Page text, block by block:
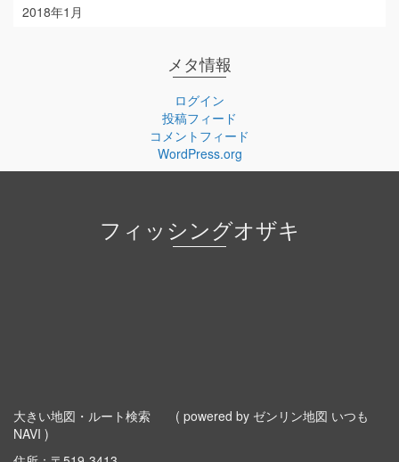
2018年1月
メタ情報
ログイン
投稿フィード
コメントフィード
WordPress.org
フィッシングオザキ
大きい地図・ルート検索
( powered by ゼンリン地図 いつも
NAVI )